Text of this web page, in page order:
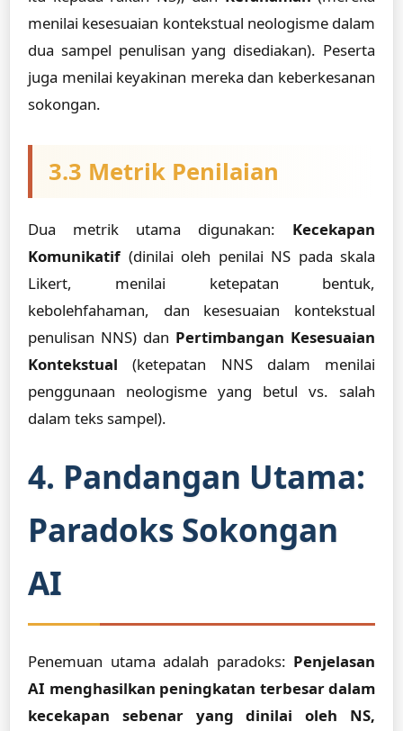
menilai kesesuaian kontekstual neologisme dalam
dua sampel penulisan yang disediakan). Peserta
juga menilai keyakinan mereka dan keberkesanan
sokongan.
3.3 Metrik Penilaian
Dua metrik utama digunakan: Kecekapan
Komunikatif (dinilai oleh penilai NS pada skala
Likert, menilai ketepatan bentuk,
kebolehfahaman, dan kesesuaian kontekstual
penulisan NNS) dan Pertimbangan Kesesuaian
Kontekstual (ketepatan NNS dalam menilai
penggunaan neologisme yang betul vs. salah
dalam teks sampel).
4. Pandangan Utama:
Paradoks Sokongan
AI
Penemuan utama adalah paradoks: Penjelasan
AI menghasilkan peningkatan terbesar dalam
kecekapan sebenar yang dinilai oleh NS,